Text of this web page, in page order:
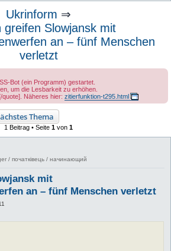
Ukrinform ⇒
greifen Slowjansk mit
an – fünf Menschen
verletzt
Bot (ein Programm) gestartet.
um die Lesbarkeit zu erhöhen.
quote]. Näheres hier: zitierfunktion-t295.html
Thema
1 Beitrag • Seite 1 von 1
/ початківець / начинающий
mit
an – fünf Menschen verletzt